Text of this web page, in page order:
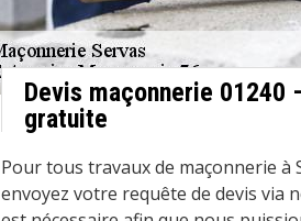
Devis maçonnerie 01240
gratuite
Pour tous travaux de maçonnerie à
envoyez votre requête de devis via